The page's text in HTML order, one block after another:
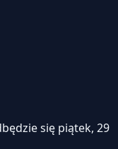
się piątek, 29